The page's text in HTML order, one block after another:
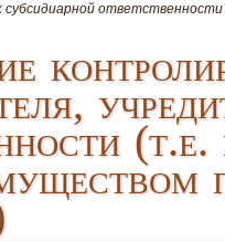
субсидиарной